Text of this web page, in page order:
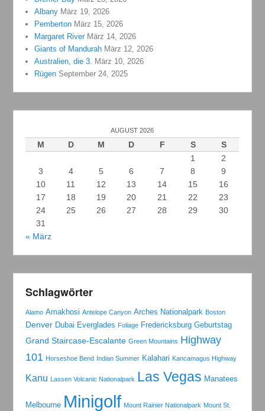
Albany März 19, 2026
Pemberton März 15, 2026
Margaret River März 14, 2026
Giants of Mandurah März 12, 2026
Australien, die 3. März 10, 2026
Rügen September 24, 2025
AUGUST 2026
M D M D F S
S
1
2
3
4 5 6 7 8
9
10
11 12 13 14 15
16
17
18 19 20 21 22
23
24
25 26 27 28 29
30
31
« März
Schlagwörter
Alamo Amakhosi Antelope Canyon Arches Nationalpark Boston
Denver Dubai Everglades Foliage Fredericksburg Geburtstag
Grand Staircase-Escalante Green Mountains Highway
101 Horseshoe Bend Indian Summer Kalahari Kancamagus Highway
Kanu Lassen Volcanic Nationalpark Las Vegas Manatees
Melbourne Minigolf Mount Rainier Nationalpark Mount St.